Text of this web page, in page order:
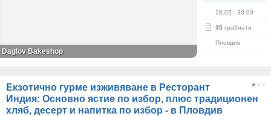
28.05 - 30.09
35 грабнати
Пловдив
Daglov Bakeshop
Екзотично гурме изживяване в Ресторант
Индия: Основно ястие по избор, плюс традиционен
хляб, десерт и напитка по избор - в Пловдив